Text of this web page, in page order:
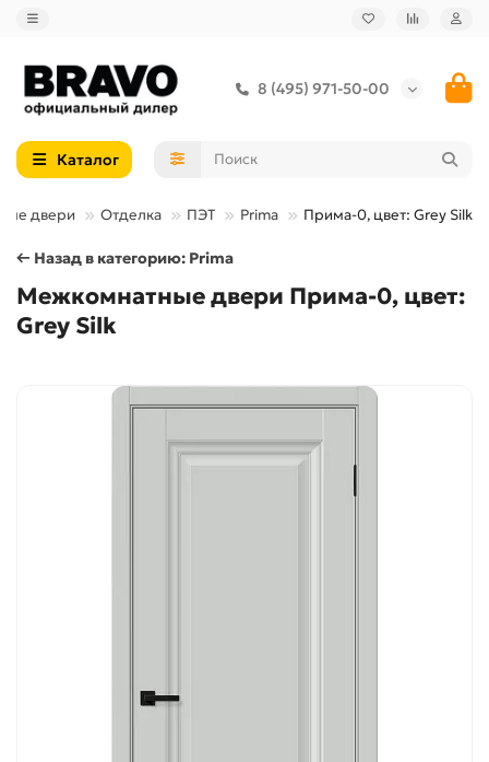
8 (495) 971-50-00
Каталог
двери Отделка ПЭТ Prima Прима-0, цвет: Grey Silk
← Назад в категорию: Prima
Межкомнатные двери Прима-0, цвет:
Grey Silk